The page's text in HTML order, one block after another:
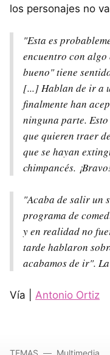
los personajes no
"Esta es
encuentro con algo
bueno" tiene
[...] Hablan de ir a
finalmente han
ninguna parte.
que quieren traer
que se hayan
chimpancés.
"Acaba de salir un
programa de
y en realidad no
tarde hablaron
acabamos de ir".
Vía | Antonio Ortiz